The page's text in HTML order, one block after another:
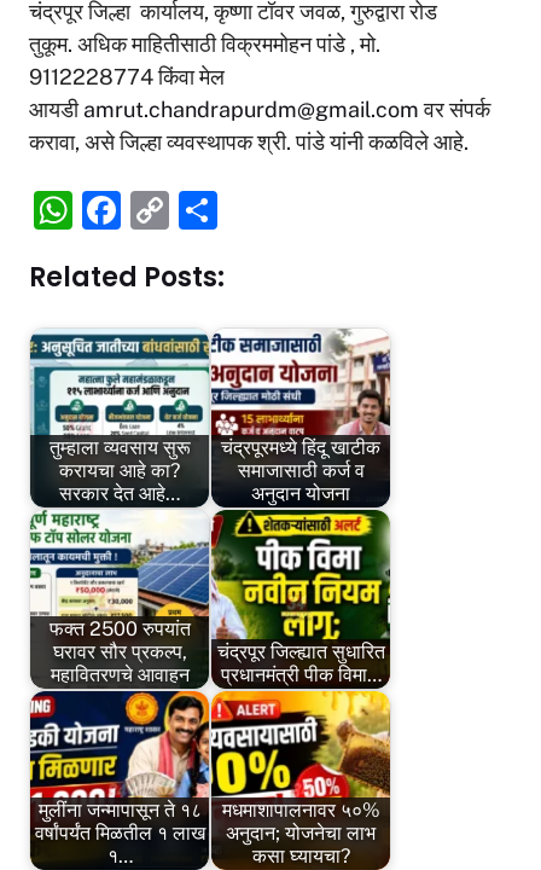
चंद्रपूर जिल्हा कार्यालय, कृष्णा टॉवर जवळ, गुरुद्वारा रोड
तुकूम. अधिक माहितीसाठी विक्रममोहन पांडे , मो.
9112228774 किंवा मेल
आयडीamrut.chandrapurdm@gmail.comवर संपर्क
करावा, असे जिल्हा व्यवस्थापक श्री. पांडे यांनी कळविले आहे.
W
at
s
A
p
p
F
c
e
b
o
o
k
C
p
y
Li
n
k
ar
e
Related Posts:
तुम्हाला व्यवसाय सुरू
करायचा आहे का?
सरकार देत आहे…
चंद्रपूरमध्ये हिंदू खाटीक
समाजासाठी कर्ज व
अनुदान योजना
फक्त 2500 रुपयांत
घरावर सौर प्रकल्प,
महावितरणचे आवाहन
चंद्रपूर जिल्ह्यात सुधारित
प्रधानमंत्री पीक विमा…
मुलींना जन्मापासून ते १८
वर्षांपर्यंत मिळतील १ लाख
१…
मधमाशापालनावर ५०%
अनुदान; योजनेचा लाभ
कसा घ्यायचा?